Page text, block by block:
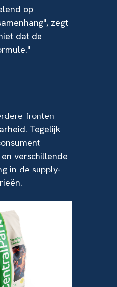
op
zegt
dat de
fronten
Tegelijk
verschillende
in de supply-